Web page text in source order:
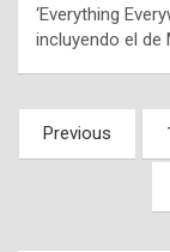
‘Everything
incluyendo el de
Paginación
de
Previous